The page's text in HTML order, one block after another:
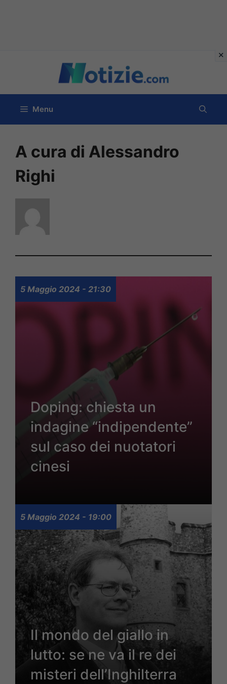
contenuto
Menu
A cura di Alessandro
Righi
5 Maggio 2024 - 21:30
Doping: chiesta un
indagine “indipendente”
sul caso dei nuotatori
cinesi
5 Maggio 2024 - 19:00
Il mondo del giallo in
lutto: se ne va il re dei
misteri dell’Inghilterra